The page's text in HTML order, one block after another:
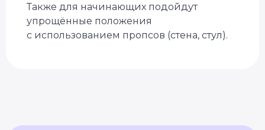
Также для начинающих подойдут
упрощённые положения
с использованием пропсов (стена, стул).